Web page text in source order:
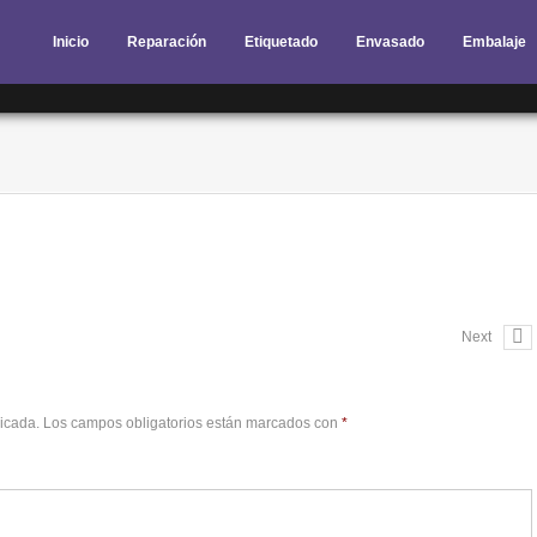
Inicio Reparación Etiquetado Envasado Embalaje
Next
Los campos obligatorios están marcados con *